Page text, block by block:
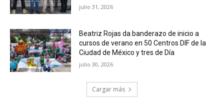
julio 31, 2026
Beatriz Rojas da banderazo de inicio a
cursos de verano en 50 Centros DIF de la
Ciudad de México y tres de Día
julio 30, 2026
Cargar más